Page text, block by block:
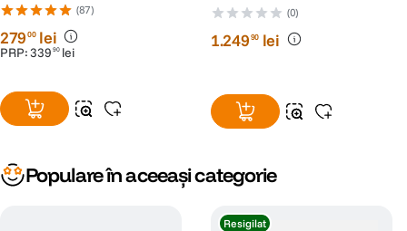
SDXC UHS-I Class 10 U3 V30
+ 2 Ani RescuePRO Deluxe
(87)
27900 lei
PRP:339 90 lei
(0)
1.24990 lei
Populare în aceeași categorie
Resigilat